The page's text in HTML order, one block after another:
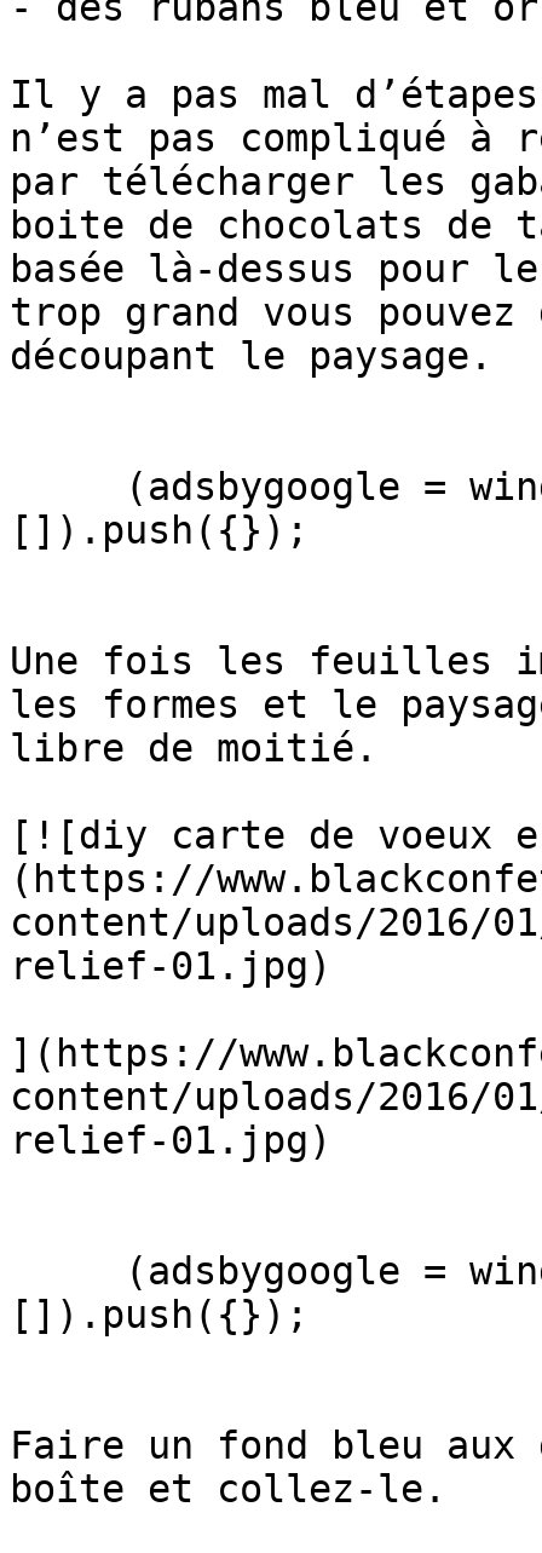
Il y a pas mal
n’est pas compliqué à
par télécharger les
boite de chocolats de
basée là-dessus pour
trop grand vous
découpant le paysage.
[]).push({});
Une fois les feuilles
les formes et le
libre de moitié.
[![diy carte de voeux
(https://
content/uploads/2016/
relief-01.jpg)
](https://
content/uploads/2016/
relief-01.jpg)
[]).push({});
Faire un fond bleu aux
boîte et collez-le.